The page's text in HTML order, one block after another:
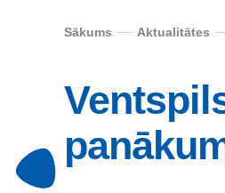
Sākums Aktualitātes